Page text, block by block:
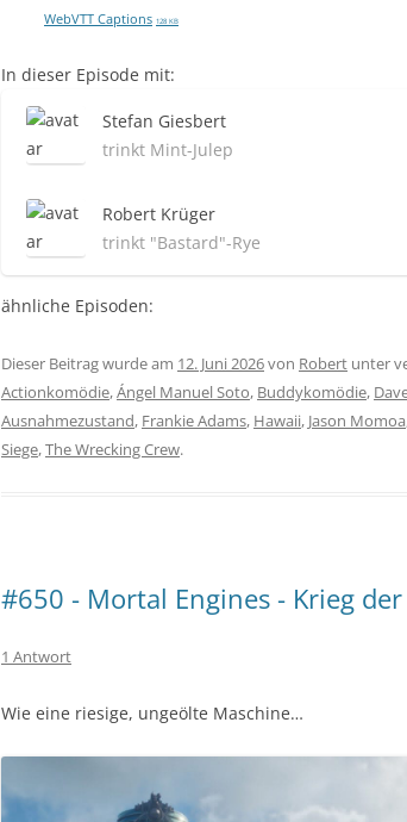
WebVTT Captions 128 KB
In dieser Episode mit:
Stefan Giesbert
trinkt Mint-Julep
Robert Krüger
trinkt "Bastard"-Rye
ähnliche Episoden:
Dieser Beitrag wurde am 12. Juni 2026von Robert unter
Actionkomödie,Ángel Manuel Soto, Buddykomödie,
Ausnahmezustand, Frankie Adams, Hawaii, Jason Momoa
Siege,The Wrecking Crew.
#650 - Mortal Engines - Krieg
1 Antwort
Wie eine riesige, ungeölte Maschine…